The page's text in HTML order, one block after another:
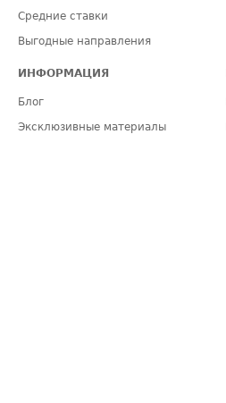
Средние ставки
Выгодные направления
ИНФОРМАЦИЯ
Блог
Эксклюзивные материалы